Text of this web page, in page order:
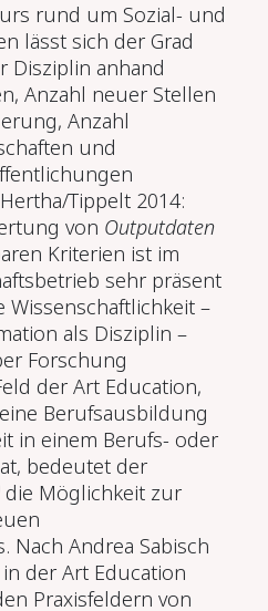
rund um Sozial- und
lässt sich der Grad
Disziplin anhand
Anzahl neuer Stellen
Anzahl
und
Tippelt 2014:
von Outputdaten
Kriterien ist im
sehr präsent
Wissenschaftlichkeit –
als Disziplin –
Forschung
der Art Education,
Berufsausbildung
in einem Berufs- oder
bedeutet der
die Möglichkeit zur
Nach Andrea Sabisch
der Art Education
Praxisfeldern von